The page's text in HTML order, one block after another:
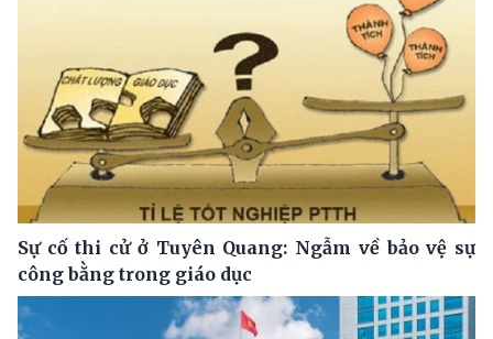
Sự cố thi cử ở Tuyên Quang: Ngẫm về bảo vệ sự
công bằng trong giáo dục